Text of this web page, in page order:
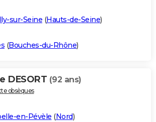
sur-Seine (Hauts-de-Seine)
(Bouches-du-Rhône)
DESORT (92 ans)
obsèques
en-Pévèle (Nord)